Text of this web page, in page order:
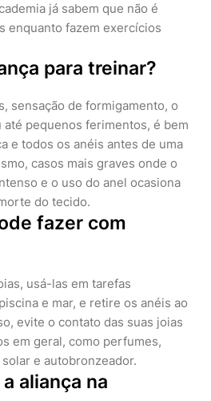
já sabem que não é
enquanto fazem exercícios
para treinar?
sensação de formigamento, o
pequenos ferimentos, é bem
e todos os anéis antes de uma
casos mais graves onde o
e o uso do anel ocasiona
do tecido.
fazer com
usá-las em tarefas
e mar, e retire os anéis ao
evite o contato das suas joias
em geral, como perfumes,
e autobronzeador.
aliança na